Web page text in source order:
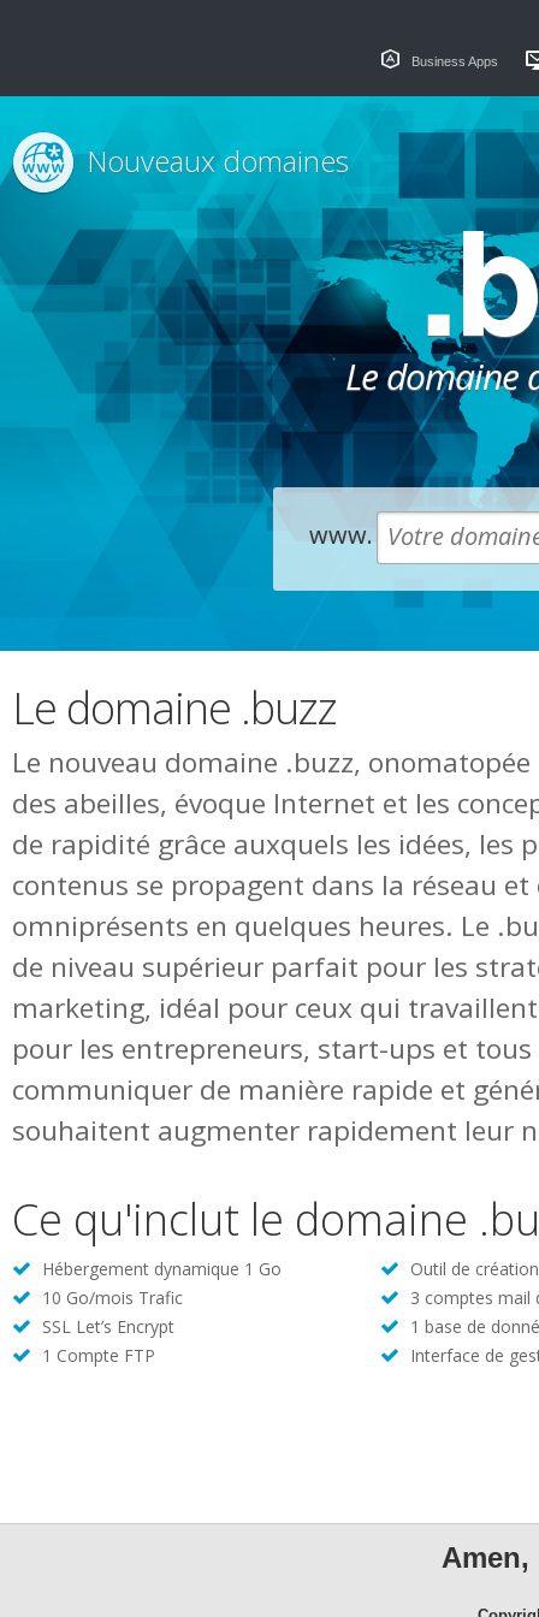
Business Apps
Le domaine
Nouveaux domaines
www.
Le domaine .buzz
Le nouveau domaine .buzz,
des abeilles, évoque Internet et les
de rapidité grâce auxquels les idées, les
contenus se propagent dans la réseau
omniprésents en quelques heures. Le
de niveau supérieur parfait pour les
marketing, idéal pour ceux qui
pour les entrepreneurs, start-ups et
communiquer de manière rapide et
souhaitent augmenter rapidement leur
Ce qu'inclut le domaine
Hébergement dynamique 1 Go
Outil de
10 Go/mois Trafic
3 comptes mail
SSL Let’s Encrypt
1 base de
1 Compte FTP
Interface de